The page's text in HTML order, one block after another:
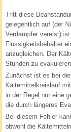
Tritt diese
gelegentlich auf (der
Verdampfer vereist)
Flüssigkeitsbehälter
anzugleichen. Der
Stunden zu
Zunächst ist es bei
Kältemittelkreislauf
in der Regel nur eine
die durch längeres
Bei diesem Fehler
obwohl die